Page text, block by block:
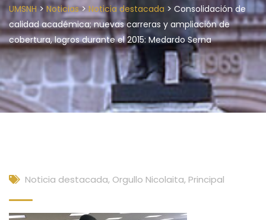
UMSNH> Noticias>Noticia destacada > Consolidación de
calidad académica; nuevas carreras y ampliación de
cobertura, logros durante el 2015: Medardo Serna
Noticia destacada, Orgullo Nicolaita, Principal